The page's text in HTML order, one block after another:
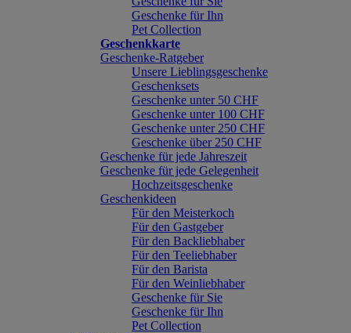
Geschenke für Ihn
Pet Collection
Geschenkkarte
Geschenke-Ratgeber
Unsere Lieblingsgeschenke
Geschenksets
Geschenke unter 50 CHF
Geschenke unter 100 CHF
Geschenke unter 250 CHF
Geschenke über 250 CHF
Geschenke für jede Jahreszeit
Geschenke für jede Gelegenheit
Hochzeitsgeschenke
Geschenkideen
Für den Meisterkoch
Für den Gastgeber
Für den Backliebhaber
Für den Teeliebhaber
Für den Barista
Für den Weinliebhaber
Geschenke für Sie
Geschenke für Ihn
Pet Collection